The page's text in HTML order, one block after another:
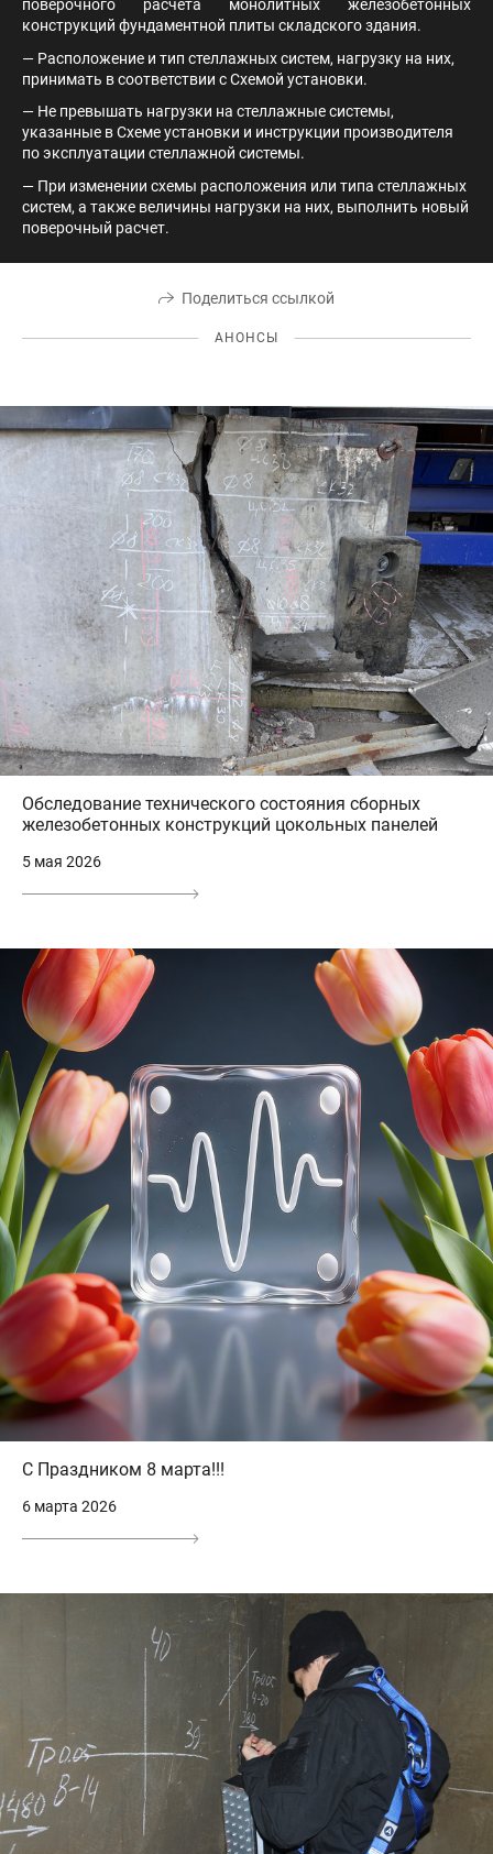
поверочного расчета монолитных железобетонных
конструкций фундаментной плиты складского здания.
— Расположение и тип стеллажных систем, нагрузку на них,
принимать в соответствии с Схемой установки.
— Не превышать нагрузки на стеллажные системы,
указанные в Схеме установки и инструкции производителя
по эксплуатации стеллажной системы.
— При изменении схемы расположения или типа стеллажных
систем, а также величины нагрузки на них, выполнить новый
поверочный расчет.
Поделиться ссылкой
АНОНСЫ
Обследование технического состояния сборных
железобетонных конструкций цокольных панелей
5 мая 2026
С Праздником 8 марта!!!
6 марта 2026